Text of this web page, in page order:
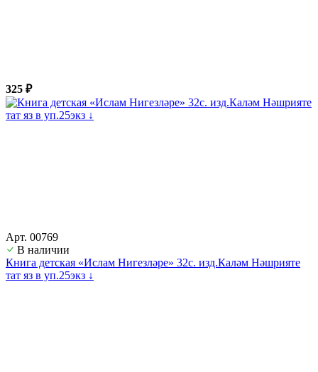
325 ₽
Арт. 00769
В наличии
Книга детская «Ислам Нигезләре» 32с. изд.Каләм Нәшрияте
тат яз в уп.25экз ↓